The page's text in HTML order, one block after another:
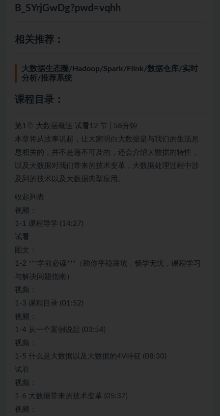
B_SYrjGwDg?pwd=vqhh
相关推荐：
大数据生态圈/Hadoop/Spark/Flink/数据仓库/实时
分析/推荐系统
课程目录：
第1章 大数据概述 试看12 节 | 58分钟
本章将从故事说起，让大家明白大数据是与我们的生活息
息相关的，并不是遥不可及的，还会介绍大数据的特性，
以及大数据对我们带来的技术变革，大数据处理过程中涉
及到的技术以及大数据典型应用。
收起列表
视频：
1-1 课程导学 (14:27)
试看
图文：
1-2 ***学前必读***（助你平稳踩坑，畅学无忧，课程学习
与解决问题指南）
视频：
1-3 课程目录 (01:52)
视频：
1-4 从一个案例说起 (03:54)
视频：
1-5 什么是大数据以及大数据的4V特征 (08:30)
试看
视频：
1-6 大数据带来的技术变革 (05:37)
视频：